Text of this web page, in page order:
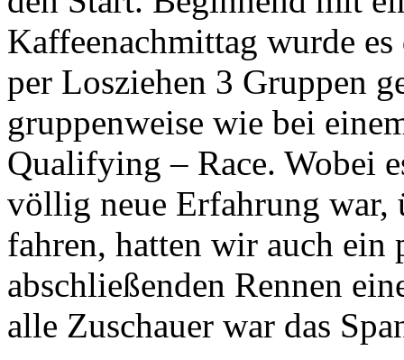
Kaffeenachmittag wurde
per Losziehen 3 Gruppen
gruppenweise wie bei
Qualifying – Race. Wobei
völlig neue Erfahrung war,
fahren, hatten wir auch ein
abschließenden Rennen
alle Zuschauer war das